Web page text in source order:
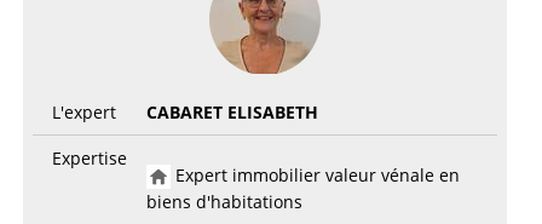
L'expert
CABARET ELISABETH
Expertise
Expert immobilier valeur vénale en
biens d'habitations